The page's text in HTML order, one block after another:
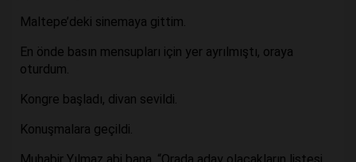
Maltepe’deki sinemaya gittim.
En önde basın mensupları için yer ayrılmıştı, oraya
oturdum.
Kongre başladı, divan sevildi.
Konuşmalara geçildi.